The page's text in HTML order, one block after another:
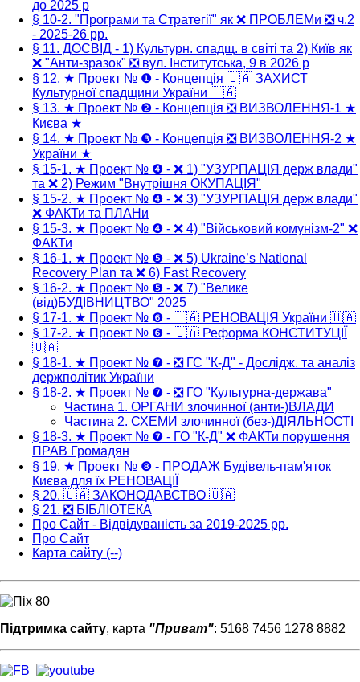
до 2025 р
§ 10-2. "Програми та Стратегії" як ❌ ПРОБЛЕМи ❎ ч.2
- 2025-26 рр.
§ 11. ДОСВІД - 1) Культурн. спадщ. в світі та 2) Київ як
❌ "Анти-зразок" ❎ вул. Інститутська, 9 в 2026 р
§ 12. ★ Проект № ❶ - Концепція 🇺🇦 ЗАХИСТ
Культурної спадщини України 🇺🇦
§ 13. ★ Проект № ❷ - Концепція ❎ ВИЗВОЛЕННЯ-1 ★
Києва ★
§ 14. ★ Проект № ❸ - Концепція ❎ ВИЗВОЛЕННЯ-2 ★
України ★
§ 15-1. ★ Проект № ❹ - ❌ 1) "УЗУРПАЦІЯ держ влади"
та ❌ 2) Режим "Внутрішня ОКУПАЦІЯ"
§ 15-2. ★ Проект № ❹ - ❌ 3) "УЗУРПАЦІЯ держ влади"
❌ ФАКТи та ПЛАНи
§ 15-3. ★ Проект № ❹ - ❌ 4) "Військовий комунізм-2" ❌
ФАКТи
§ 16-1. ★ Проект № ❺ - ❌ 5) Ukraine’s National
Recovery Plan та ❌ 6) Fast Recovery
§ 16-2. ★ Проект № ❺ - ❌ 7) "Велике
(від)БУДІВНИЦТВО" 2025
§ 17-1. ★ Проект № ❻ - 🇺🇦 РЕНОВАЦІЯ України 🇺🇦
§ 17-2. ★ Проект № ❻ - 🇺🇦 Реформа КОНСТИТУЦІЇ
🇺🇦
§ 18-1. ★ Проект № ❼ - ❎ ГС "К-Д" - Дослідж. та аналіз
держполітик України
§ 18-2. ★ Проект № ❼ - ❎ ГО "Культурна-держава"
Частина 1. ОРГАНИ злочинної (анти-)ВЛАДИ
Частина 2. СХЕМИ злочинної (без-)ДІЯЛЬНОСТІ
§ 18-3. ★ Проект № ❼ - ГО "К-Д" ❌ ФАКТи порушення
ПРАВ Громадян
§ 19. ★ Проект № ❽ - ПРОДАЖ Будівель-пам'яток
Києва для їх РЕНОВАЦІЇ
§ 20. 🇺🇦 ЗАКОНОДАВСТВО 🇺🇦
§ 21. ❎ БІБЛІОТЕКА
Про Сайт - Відвідуваність за 2019-2025 рр.
Про Сайт
Карта сайту (--)
Підтримка сайту, карта "Приват": 5168 7456 1278 8882